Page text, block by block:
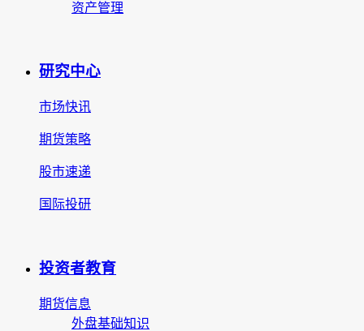
资产管理
研究中心
市场快讯
期货策略
股市速递
国际投研
投资者教育
期货信息
外盘基础知识